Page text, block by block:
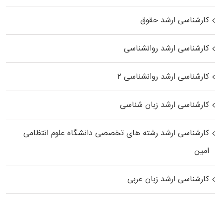
کارشناسی ارشد حقوق
کارشناسی ارشد روانشناسی
کارشناسی ارشد روانشناسی ۲
کارشناسی ارشد زبان شناسی
کارشناسی ارشد رﺷﺘﻪ ﻫﺎی تخصصی داﻧﺸﮕﺎه ﻋﻠﻮم انتظامی
اﻣﻴﻦ
کارشناسی ارشد زبان عربی